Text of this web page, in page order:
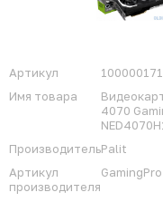
Артикул
Имя товара
4070
ПроизводительPalit
Артикул
производителя
GamingPro